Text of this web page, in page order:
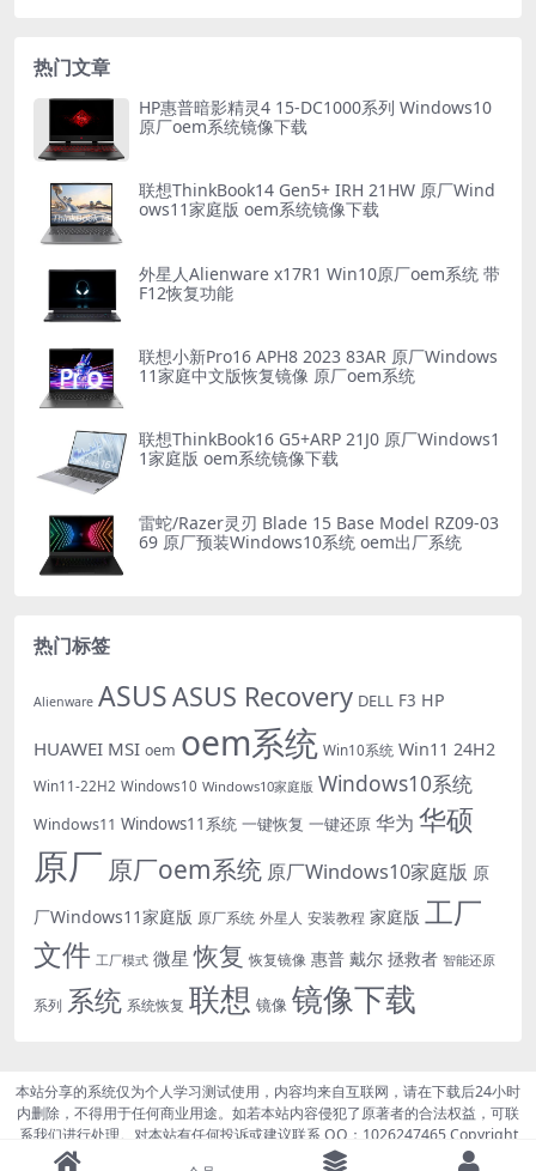
热门文章
HP惠普暗影精灵4 15-DC1000系列 Windows10
原厂oem系统镜像下载
联想ThinkBook14 Gen5+ IRH 21HW 原厂Wind
ows11家庭版 oem系统镜像下载
外星人Alienware x17R1 Win10原厂oem系统 带
F12恢复功能
联想小新Pro16 APH8 2023 83AR 原厂Windows
11家庭中文版恢复镜像 原厂oem系统
联想ThinkBook16 G5+ARP 21J0 原厂Windows1
1家庭版 oem系统镜像下载
雷蛇/Razer灵刃 Blade 15 Base Model RZ09-03
69 原厂预装Windows10系统 oem出厂系统
热门标签
Alienware ASUSASUS Recovery DELL F3 HP
HUAWEI MSI oem oem系统 Win10系统 Win11 24H2
Win11-22H2 Windows10 Windows10家庭版 Windows10系统
Windows11 Windows11系统 一键恢复 一键还原 华为 华硕
原厂 原厂oem系统 原厂Windows10家庭版 原
厂Windows11家庭版 原厂系统 外星人 安装教程 家庭版 工厂
文件 工厂模式 微星 恢复 恢复镜像 惠普 戴尔 拯救者 智能还原
系列 系统 系统恢复 联想 镜像 镜像下载
本站分享的系统仅为个人学习测试使用，内容均来自互联网，请在下载后24小时
内删除，不得用于任何商业用途。如若本站内容侵犯了原著者的合法权益，可联
系我们进行处理。对本站有任何投诉或建议联系 QQ：1026247465 Copyright
- All rights reserved